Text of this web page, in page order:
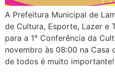
A Prefeitura Municipal de
de Cultura, Esporte, Lazer e
para a 1° Conferência da
novembro às 08:00 na Casa
de todos é muito importante!